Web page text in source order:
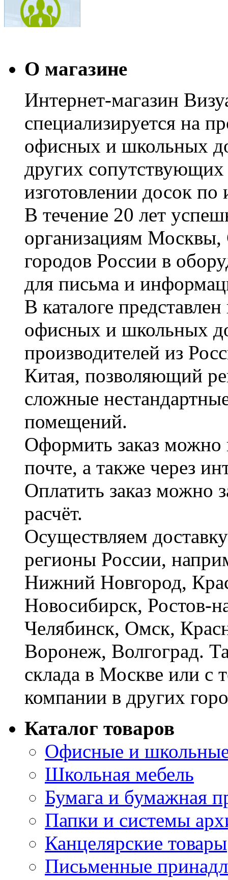
О магазине
Интернет-магазин
специализируется на
офисных и школьных
других сопутствующих
изготовлении досок по
В течение 20 лет
организациям Москвы,
городов России в
для письма и
В каталоге
офисных и школьных
производителей из
Китая, позволяющий
сложные
помещений.
Оформить заказ можно
почте, а также через
Оплатить заказ можно
расчёт.
Осуществляем
регионы России,
Нижний Новгород,
Новосибирск, Ростов-
Челябинск, Омск,
Воронеж, Волгоград.
склада в Москве или с
компании в других
Каталог товаров
Офисные и
Школьная мебель
Бумага и бумажная
Папки и системы
Канцелярские товары
Письменные